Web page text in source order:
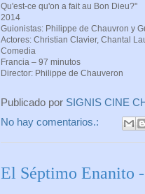
Qu'est-ce qu'on a fait au Bon Dieu?"
2014
Guionistas: Philippe de Chauvron y
Actores: Christian Clavier, Chantal
Comedia
Francia – 97 minutos
Director: Philippe de Chauveron
Publicado por SIGNIS CINE
No hay comentarios.:
El Séptimo Enanito